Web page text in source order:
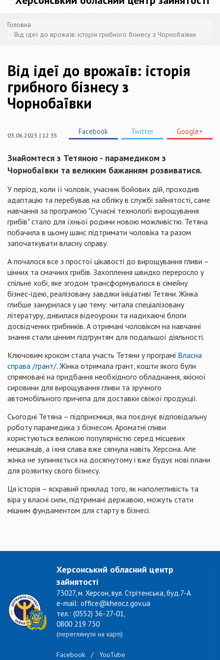
Головна
Від ідеї до врожаїв: історія грибного бізнесу з Чорнобаївки
Від ідеї до врожаїв: історія
грибного бізнесу з
Чорнобаївки
03.06.2025 | 12:35 Facebook Twitter Google+
Знайомтеся з Тетяною - парамедиком з
Чорнобаївки та великим бажанням розвиватися.
У період, коли її чоловік, учасник бойових дій, проходив
адаптацію та перебував на обліку в службі зайнятості, саме
навчання за програмою "Сучасні технології вирощування
грибів" стало для їхньої родини новою можливістю. Тетяна
побачила в цьому шанс підтримати чоловіка та разом
започаткувати власну справу.
А почалося все з простої цікавості до вирощування гливи –
цінних та смачних грибів. Захоплення швидко переросло у
спільне хобі, яке згодом трансформувалося в сімейну
бізнес-ідею, реалізовану завдяки ініціативі Тетяни. Жінка
глибше занурилася у цю тему: читала спеціалізовану
літературу, дивилася відеоуроки та надихаючі блоги
досвідчених грибників. А отримані чоловіком на навчанні
знання стали цінним підґрунтям для подальшої діяльності.
Ключовим кроком стала участь Тетяни у програмі Власна
справа /грант/. Жінка отримала грант, кошти якого були
спрямовані на придбання необхідного обладнання, якісної
сировини для вирощування гливи та зручного
автомобільного причепа для доставки свіжої продукції.
Сьогодні Тетяна – підприємиця, яка поєднує відповідальну
роботу парамедика з бізнесом. Ароматні гливи
користуються великою популярністю серед місцевих
мешканців, а їхня слава вже сягнула навіть Херсона. Але
жінка не зупиняється на досягнутому і вже будує нові плани
для розвитку свого бізнесу.
Ця історія – яскравий приклад того, як наполегливість та
віра у власні сили, підтримані державою, можуть стати
міцним фундаментом для старту в бізнесі.
Херсонський обласний центр
зайнятості
73027, м. Херсон, вул. Стрітенська, буд.7-А
e-mail: office@kheocz.gov.ua
тел.: (0552) 36-27-01,
0800 219 730
(переглянути на карті)
Facebook / YouTube